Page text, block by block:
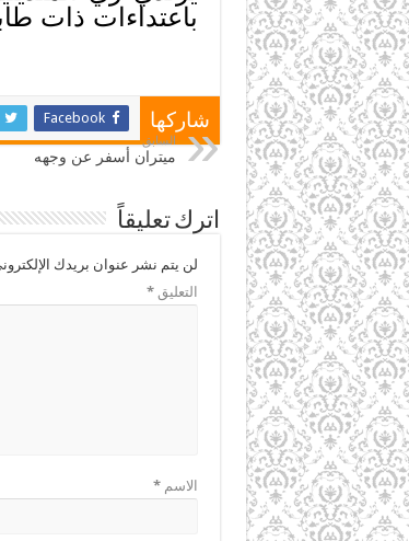
باعتداءات ذات
شاركها Facebook
السابق
ميتران أسفر عن وجهه
اترك تعليقاً
لن يتم نشر عنوان بريدك
التعليق*
الاسم*